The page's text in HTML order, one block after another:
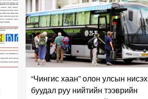
“Чингис хаан” олон улсын нисэх
буудал руу нийтийн тээврийн